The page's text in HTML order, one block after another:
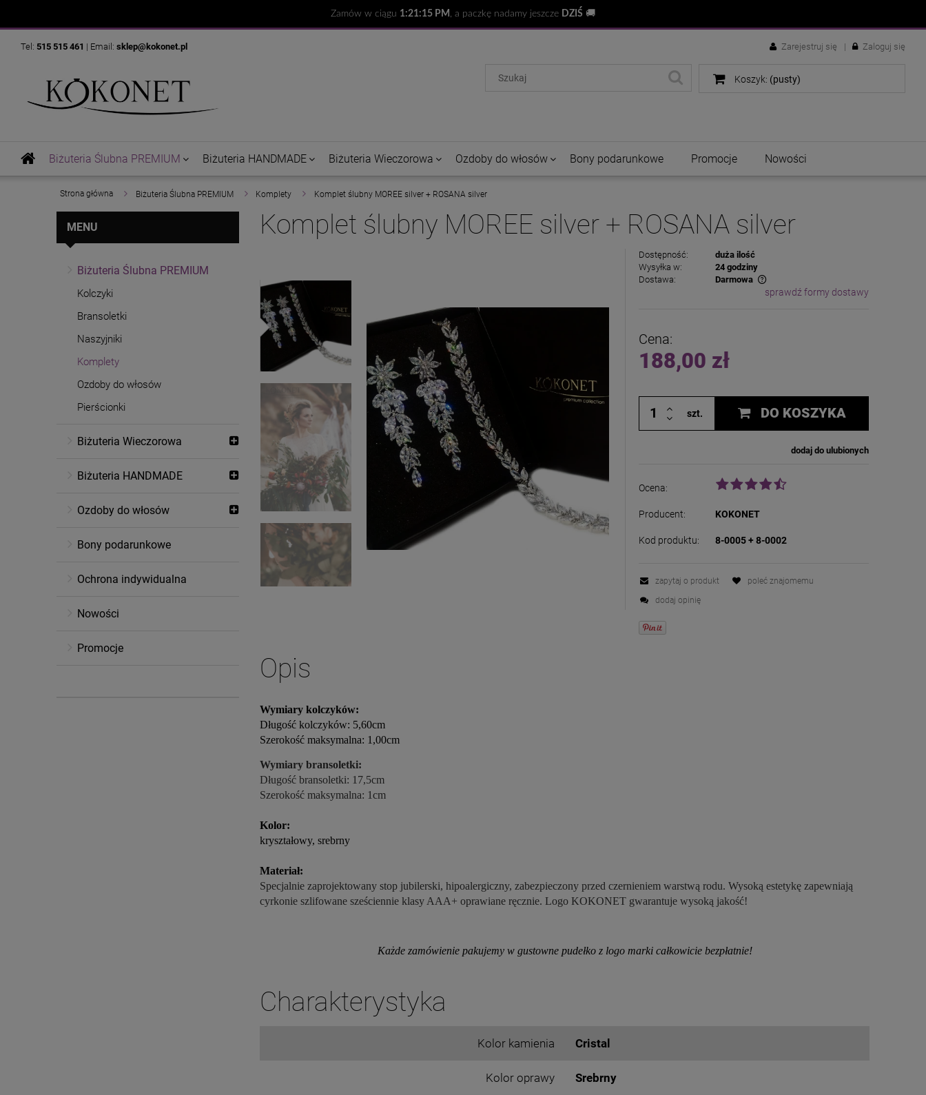
Zamów w ciągu 1:21:15 PM , a paczkę nadamy jeszcze DZIŚ 🚚
Zarejestruj się Zaloguj się
Tel: 515 515 461 | Email: sklep@kokonet.pl
Koszyk: (pusty)
Biżuteria Ślubna PREMIUM Biżuteria HANDMADE Biżuteria Wieczorowa Ozdoby do włosów Bony podarunkowe Promocje Nowości
Strona główna Biżuteria Ślubna PREMIUM Komplety » Komplet ślubny MOREE silver + ROSANA silver
MENU
Biżuteria Ślubna PREMIUM
Kolczyki
Bransoletki
Naszyjniki
Komplety
Ozdoby do włosów
Pierścionki
Biżuteria Wieczorowa
Biżuteria HANDMADE
Ozdoby do włosów
Bony podarunkowe
Ochrona indywidualna
Nowości
Promocje
Komplet ślubny MOREE silver + ROSANA silver
Dostępność:
duża ilość
Wysyłka w:
24 godziny
Dostawa:
Darmowa
Cena nie zawiera ewentualnych kosztów
sprawdź formy dostawy
Cena:
188,00 zł
szt. DO KOSZYKA
dodaj do ulubionych
Ocena:
Producent: KOKONET
Kod produktu: 8-0005 + 8-0002
zapytaj o produkt
poleć znajomemu
dodaj opinię
Opis
Wymiary kolczyków:
Długość kolczyków: 5,60cm
Szerokość maksymalna: 1,00cm
Wymiary bransoletki:
Długość bransoletki: 17,5cm
Szerokość maksymalna: 1cm
Kolor:
kryształowy, srebrny
Materiał:
Specjalnie zaprojektowany stop jubilerski, hipoalergiczny, zabezpieczony przed czernieniem warstwą rodu. Wysoką estetykę zapewniają
cyrkonie szlifowane sześciennie klasy AAA+ oprawiane ręcznie. Logo KOKONET gwarantuje wysoką jakość!
Każde zamówienie pakujemy w gustowne pudełko z logo marki całkowicie bezpłatnie!
Charakterystyka
Kolor kamienia Cristal
Kolor oprawy Srebrny